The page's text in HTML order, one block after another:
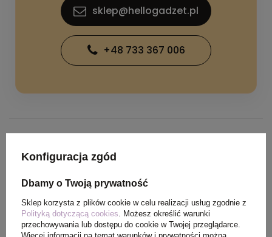
sklep@hellogadzet.pl
+48 733 367 006
SPECYFIKACJA PRODUKTU
Waga
produktu (g)
0,310 kg
Konfiguracja zgód
Dbamy o Twoją prywatność
Sklep korzysta z plików cookie w celu realizacji usług zgodnie z
Polityką dotyczącą cookies . Możesz określić warunki
przechowywania lub dostępu do cookie w Twojej przeglądarce.